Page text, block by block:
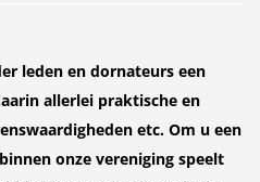
leden en dornateurs een
allerlei praktische en
etc. Om u een
onze vereniging speelt